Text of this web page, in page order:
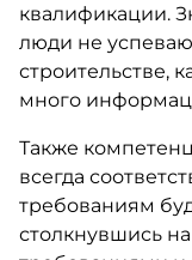
квалификации.
люди не
строительстве,
много
Также
всегда
требованиям
столкнувшись